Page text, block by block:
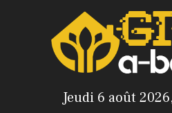
Jeudi 6 août